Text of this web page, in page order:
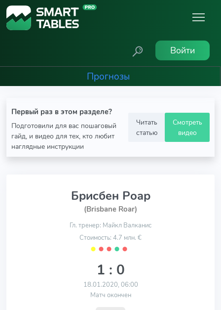
Войти
Прогнозы
Первый раз в этом разделе?
Подготовили для вас пошаговый
гайд, и видео для тех, кто любит
наглядные инструкции
Читать
статью
Смотреть
видео
Брисбен Роар
(Brisbane Roar)
Гл. тренер: Майкл Валканис
Стоимость: 4.7 млн. €
⬤ ⬤ ⬤ ⬤ ⬤
1 : 0
18.01.2020, 06:00
Матч окончен